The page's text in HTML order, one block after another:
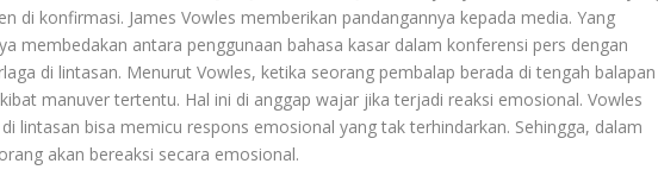
di konfirmasi. James Vowles memberikan pandangannya kepada media. Yang
membedakan antara penggunaan bahasa kasar dalam konferensi pers dengan
di lintasan. Menurut Vowles, ketika seorang pembalap berada di tengah balapan
manuver tertentu. Hal ini di anggap wajar jika terjadi reaksi emosional. Vowles
lintasan bisa memicu respons emosional yang tak terhindarkan. Sehingga, dalam
akan bereaksi secara emosional.